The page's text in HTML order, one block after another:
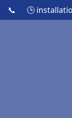
📞 🕒